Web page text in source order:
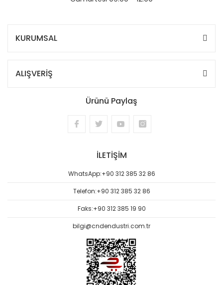
KURUMSAL
ALIŞVERİŞ
Ürünü Paylaş
İLETİŞİM
WhatsApp:+90 312 385 32 86
Telefon:+90 312 385 32 86
Faks:+90 312 385 19 90
bilgi@cndendustri.com.tr